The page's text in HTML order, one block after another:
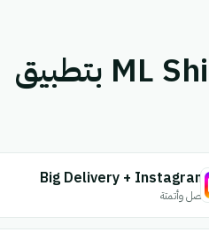
قم بإقران Big Delivery أو ML Ship Africa بتطبيق
Big Delivery + Instagram
اتصل وأتمتة